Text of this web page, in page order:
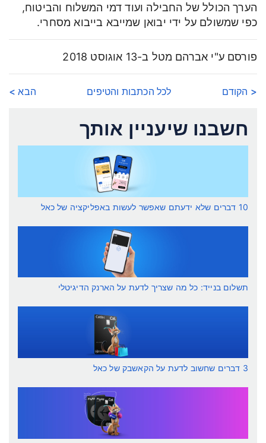
הערך הכולל של החבילה ועוד דמי המשלוח והביטוח,
כפי שמשולם על ידי יבואן שמייבא בייבוא מסחרי.
פורסם ע"י אברהם מטל ב-13 אוגוסט 2018
< הקודם לכל הכתבות והטיפים הבא >
חשבנו שיעניין אותך
10 דברים שלא ידעתם שאפשר לעשות באפליקציה של כאל
תשלום בנייד: כל מה שצריך לדעת על הארנק הדיגיטלי
3 דברים שחשוב לדעת על הקאשבק של כאל